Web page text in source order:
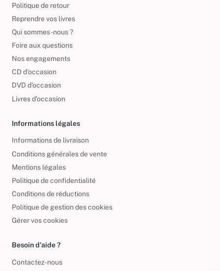
Politique de retour
Reprendre vos livres
Qui sommes-nous ?
Foire aux questions
Nos engagements
CD d'occasion
DVD d'occasion
Livres d’occasion
Informations légales
Informations de livraison
Conditions générales de vente
Mentions légales
Politique de confidentialité
Conditions de réductions
Politique de gestion des cookies
Gérer vos cookies
Besoin d'aide ?
Contactez-nous